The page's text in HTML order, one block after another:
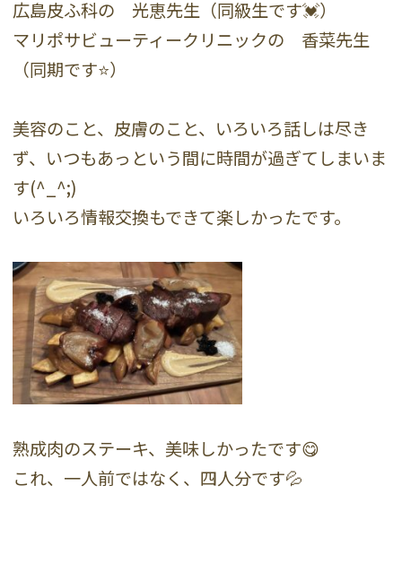
広島皮ふ科の 光恵先生（同級生です💓）
マリポサビューティークリニックの 香菜先生
（同期です⭐️）
美容のこと、皮膚のこと、いろいろ話しは尽き
ず、いつもあっという間に時間が過ぎてしまいま
す(^_^;)
いろいろ情報交換もできて楽しかったです。
熟成肉のステーキ、美味しかったです😋
これ、一人前ではなく、四人分です💦